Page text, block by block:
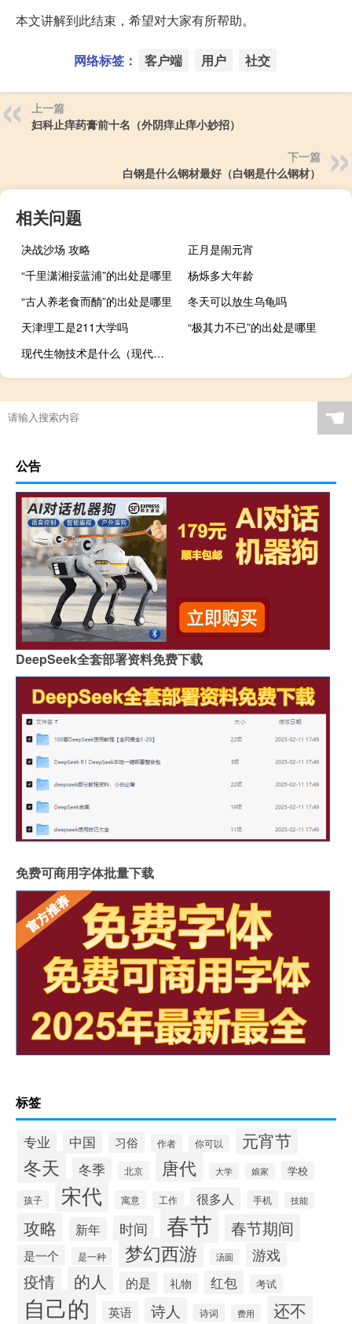
本文讲解到此结束，希望对大家有所帮助。
网络标签： 客户端 用户 社交
上一篇
妇科止痒药膏前十名（外阴痒止痒小妙招）
下一篇
白钢是什么钢材最好（白钢是什么钢材）
相关问题
决战沙场 攻略
正月是闹元宵
“千里潇湘挼蓝浦”的出处是哪里
杨烁多大年龄
“古人养老食而酳”的出处是哪里
冬天可以放生乌龟吗
天津理工是211大学吗
“极其力不已”的出处是哪里
现代生物技术是什么（现代生物技术）
☚
公告
DeepSeek全套部署资料免费下载
免费可商用字体批量下载
标签
专业 中国 习俗 作者 你可以 元宵节
冬天 冬季 北京 唐代 大学 娘家 学校
孩子 宋代 寓意 工作 很多人 手机 技能
攻略 新年 时间 春节 春节期间
是一个 是一种 梦幻西游 汤圆 游戏
疫情 的人 的是 礼物 红包 考试
自己的 英语 诗人 诗词 费用 还不